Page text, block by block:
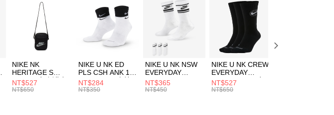
３．安心：先確認商品／服務後，再付款。
【「AFTEE先享後付」結帳流程】
１．於結帳方式選擇「AFTEE先享後付」後，將跳轉至「AFTEE先享後
付」結帳頁面，進行簡訊認證並確認金額後，即可完成結帳。
２．訂單成立數日內，您將收到繳費通知簡訊。
３．收到繳費通知簡訊後14天內，點擊此簡訊中的連結，可透過四大超商
／ATM／網路銀行／等多元方式進行付款，方視為交易完成。
※ 請注意：結帳手續完成當下不需立刻繳費，但若您需要取消訂單，請聯
絡購買商品的店家。未經商家同意取消之訂單仍視為有效，需透過AFTEE
先享後付繳納相關費用。
每筆NT$100，滿NT$1,500(含以上)免運費
每筆NT$100，滿NT$1,500(含以上)免運費
付款後門市自取
每筆NT$100，滿NT$1,500(含以上)免運費
促銷活動 兒童/青少年｜鞋服6折起
NIKE NK
HERITAGE S
SMIT 男女 側背包
BA5871010
NT$527
NT$650
NIKE U NK ED
PLS CSH ANK 1P
144 DBL 男 中統
襪 DH4058104
NT$284
NT$350
NIKE U NK NSW
EVERYDAY
ESSENTIAL CR
男女 短統襪
NT$365
NT$450
NIKE U NK CREW
EVERYDAY
BBALL 3PR 男女
長統襪
NT$527
NT$650